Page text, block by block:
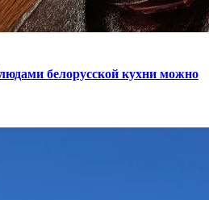
белорусской кухни можно